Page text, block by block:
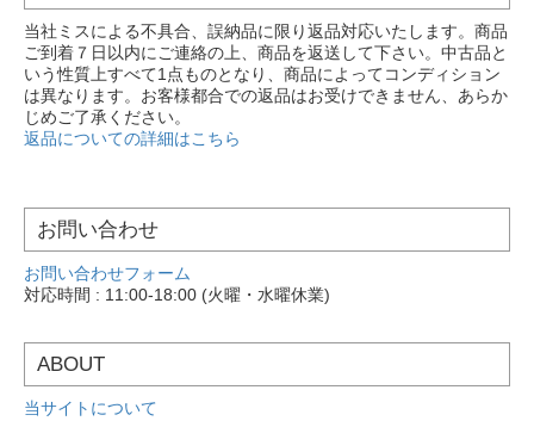
当社ミスによる不具合、誤納品に限り返品対応いたします。商品
ご到着７日以内にご連絡の上、商品を返送して下さい。中古品と
いう性質上すべて1点ものとなり、商品によってコンディション
は異なります。お客様都合での返品はお受けできません、あらか
じめご了承ください。
返品についての詳細はこちら
お問い合わせ
お問い合わせフォーム
対応時間 : 11:00-18:00 (火曜・水曜休業)
ABOUT
当サイトについて